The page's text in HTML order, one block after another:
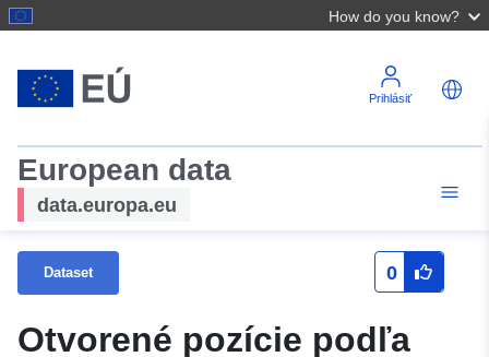
How do you know?
Prihlásiť
European data
data.europa.eu
Dataset 0
Otvorené pozície podľa